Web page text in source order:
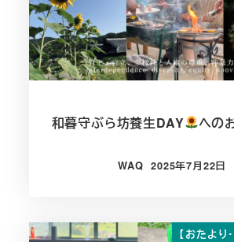
和暮守ぶら坊養生DAY への
WAQ 投稿日
2025年7月22日
【おたより